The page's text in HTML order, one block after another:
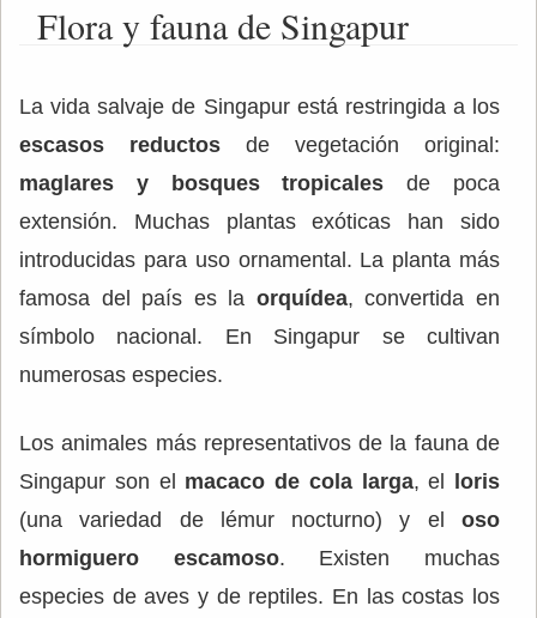
Flora y fauna de Singapur
La vida salvaje de Singapur está restringida a los
escasos reductos de vegetación original:
maglares y bosques tropicales de poca
extensión. Muchas plantas exóticas han sido
introducidas para uso ornamental. La planta más
famosa del país es la orquídea, convertida en
símbolo nacional. En Singapur se cultivan
numerosas especies.
Los animales más representativos de la fauna de
Singapur son el macaco de cola larga, el
loris
(una variedad de lémur nocturno) y el oso
hormiguero escamoso. Existen muchas
especies de aves y de reptiles. En las costas los